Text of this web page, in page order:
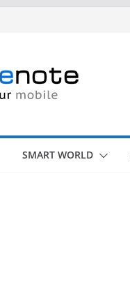
SMART WORLD